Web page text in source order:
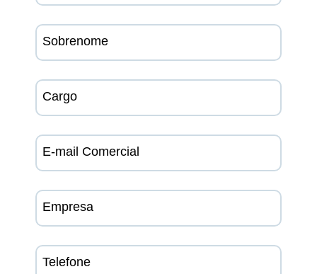
Sobrenome
Cargo
E-mail Comercial
Empresa
Telefone